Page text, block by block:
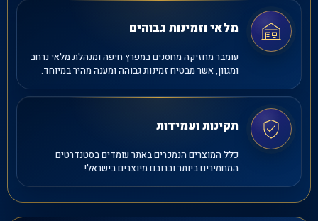
מלאי וזמינות גבוהים
עומבר מחזיקה מחסנים במפרץ חיפה ומנהלת מלאי נרחב
ומגוון, אשר מבטיח זמינות גבוהה ומענה מהיר במיוחד.
תקינות ועמידות
כלל המוצרים הנמכרים באתר עומדים בסטנדרטים
המחמירים ביותר וברובם מיוצרים בישראל!